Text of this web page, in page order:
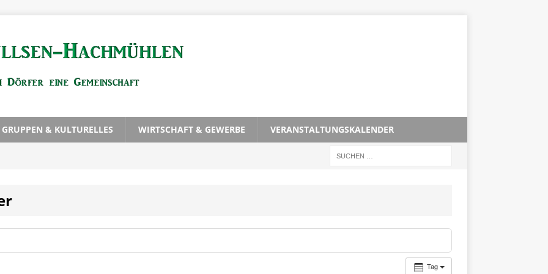
& KULTURELLES WIRTSCHAFT & GEWERBE VERANSTALTUNGSKALENDER
Tag